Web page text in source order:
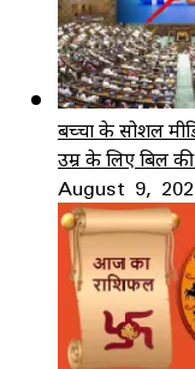
बच्चों के सोशल
उम्र के लिए बिल की
August 9,